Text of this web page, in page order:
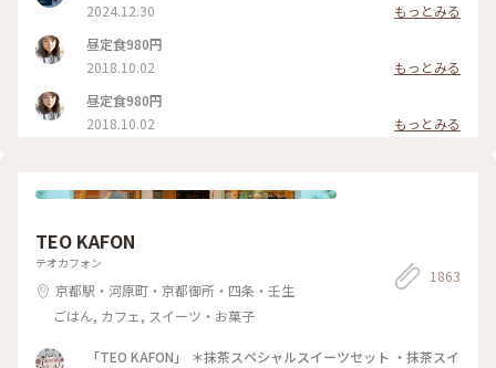
2024.12.30
もっとみる
昼定食980円
2018.10.02
もっとみる
昼定食980円
2018.10.02
もっとみる
TEO KAFON
テオカフォン
京都駅・河原町・京都御所・四条・壬生
ごはん, カフェ, スイーツ・お菓子
1863
「TEO KAFON」 ＊抹茶スペシャルスイーツセット ・抹茶スイ